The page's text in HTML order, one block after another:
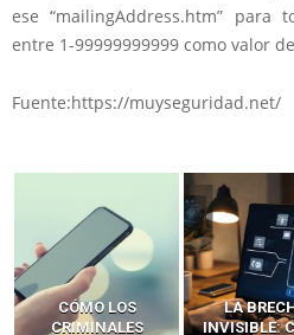
ese “mailingAddress.htm” para
entre 1-99999999999 como valor
Fuente:https://muyseguridad.net/
LA BRECHA
INVISIBLE: CÓMO
OLVIDA
METASPLOIT: